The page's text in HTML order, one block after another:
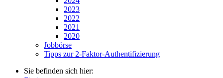
2023
2022
2021
2020
Jobbörse
Tipps zur 2-Faktor-Authentifizierung
Sie befinden sich hier: